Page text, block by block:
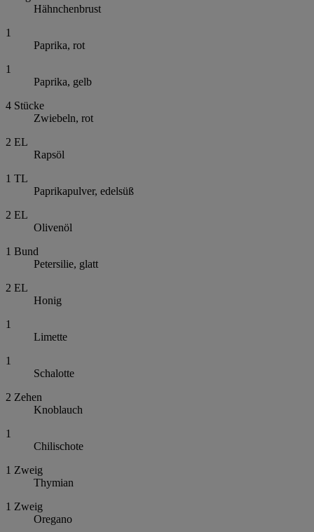
Hähnchenbrust
1
Paprika, rot
1
Paprika, gelb
4 Stücke
Zwiebeln, rot
2 EL
Rapsöl
1 TL
Paprikapulver, edelsüß
2 EL
Olivenöl
1 Bund
Petersilie, glatt
2 EL
Honig
1
Limette
1
Schalotte
2 Zehen
Knoblauch
1
Chilischote
1 Zweig
Thymian
1 Zweig
Oregano